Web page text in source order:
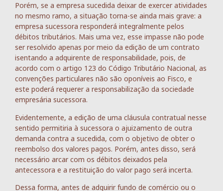
Porém, se a empresa sucedida deixar de exercer atividades
no mesmo ramo, a situação torna-se ainda mais grave: a
empresa sucessora responderá integralmente pelos
débitos tributários. Mais uma vez, esse impasse não pode
ser resolvido apenas por meio da edição de um contrato
isentando a adquirente de responsabilidade, pois, de
acordo com o artigo 123 do Código Tributário Nacional, as
convenções particulares não são oponíveis ao Fisco, e
este poderá requerer a responsabilização da sociedade
empresária sucessora.
Evidentemente, a edição de uma cláusula contratual nesse
sentido permitiria à sucessora o ajuizamento de outra
demanda contra a sucedida, com o objetivo de obter o
reembolso dos valores pagos. Porém, antes disso, será
necessário arcar com os débitos deixados pela
antecessora e a restituição do valor pago será incerta.
Dessa forma, antes de adquirir fundo de comércio ou o